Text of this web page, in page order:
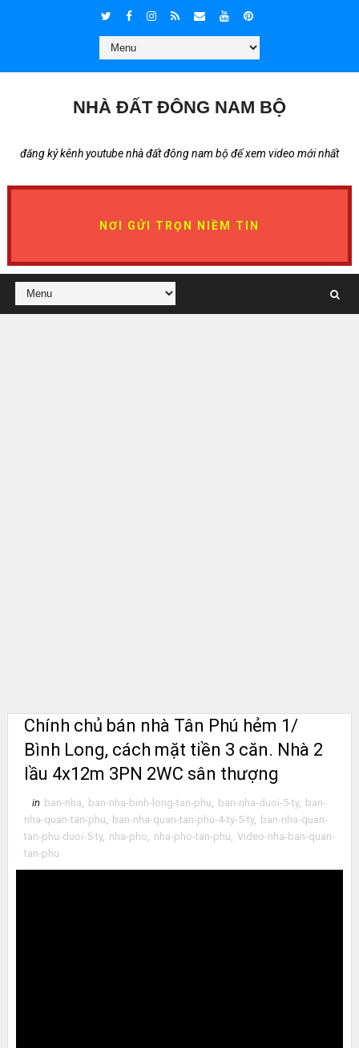
NHÀ ĐẤT ĐÔNG NAM BỘ
đăng ký kênh youtube nhà đất đông nam bộ để xem video mới nhất
NƠI GỬI TRỌN NIỀM TIN
Chính chủ bán nhà Tân Phú hẻm 1/
Bình Long, cách mặt tiền 3 căn. Nhà 2
lầu 4x12m 3PN 2WC sân thượng
in ban-nha, ban-nha-binh-long-tan-phu, ban-nha-duoi-5-ty, ban-
nha-quan-tan-phu, ban-nha-quan-tan-phu-4-ty-5-ty, ban-nha-quan-
tan-phu-duoi-5-ty, nha-pho, nha-pho-tan-phu, Video-nha-ban-quan-
tan-phu